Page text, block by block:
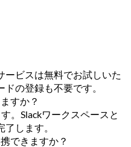
ービスは無料でお試しいた
の登録も不要です。
すか？
。Slackワークスペースと
します。
できますか？